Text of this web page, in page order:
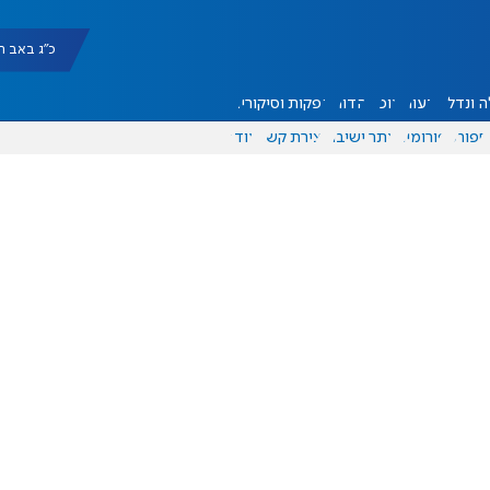
כ"ג באב תשפ"ו
ונדל"ן דעות אוכל יהדות הפקות וסיקורים
ספורט פורומים אתר ישיבה יצירת קשר עוד